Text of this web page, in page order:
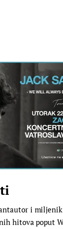
i miljenik
hitova poput